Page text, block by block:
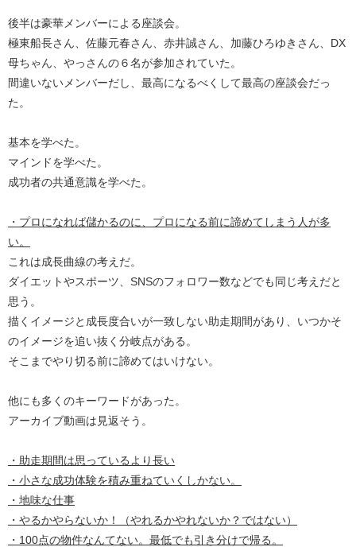
後半は豪華メンバーによる座談会。
極東船長さん、佐藤元春さん、赤井誠さん、加藤ひろゆきさん、DX
母ちゃん、やっさんの６名が参加されていた。
間違いないメンバーだし、最高になるべくして最高の座談会だっ
た。
基本を学べた。
マインドを学べた。
成功者の共通意識を学べた。
・プロになれば儲かるのに、プロになる前に諦めてしまう人が多
い。
これは成長曲線の考えだ。
ダイエットやスポーツ、SNSのフォロワー数などでも同じ考えだと
思う。
描くイメージと成長度合いが一致しない助走期間があり、いつかそ
のイメージを追い抜く分岐点がある。
そこまでやり切る前に諦めてはいけない。
他にも多くのキーワードがあった。
アーカイブ動画は見返そう。
・助走期間は思っているより長い
・小さな成功体験を積み重ねていくしかない。
・地味な仕事
・やるかやらないか！（やれるかやれないか？ではない）
・100点の物件なんてない。最低でも引き分けで帰る。